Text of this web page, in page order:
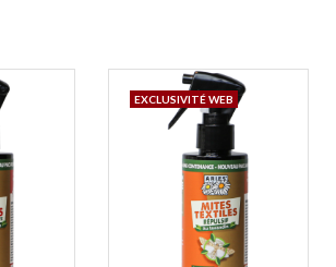
EXCLUSIVITÉ WEB